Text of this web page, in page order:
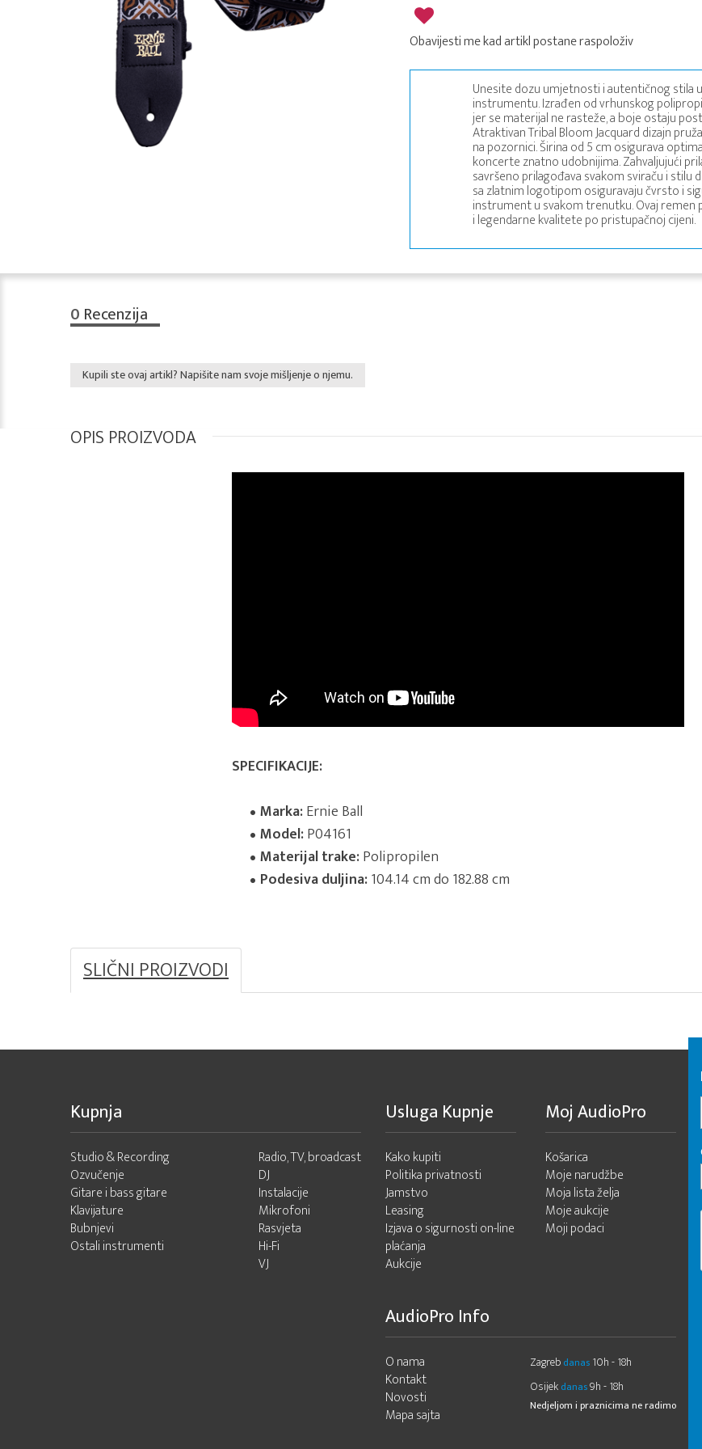
Obavijesti me kad artikl postane raspoloživ
Unesite dozu umjetnosti i autentičnog stila
instrumentu. Izrađen od vrhunskog
jer se materijal ne rasteže, a boje ostaju
Atraktivan Tribal Bloom Jacquard dizajn
na pozornici. Širina od 5 cm osigurava
koncerte znatno udobnijima. Zahvaljujući
savršeno prilagođava svakom sviraču i
sa zlatnim logotipom osiguravaju čvrsto i
instrument u svakom trenutku. Ovaj
i legendarne kvalitete po pristupačnoj cijeni.
0 Recenzija
Kupili ste ovaj artikl? Napišite nam svoje mišljenje o njemu.
OPIS PROIZVODA
SPECIFIKACIJE:
Marka:Ernie Ball
Model:P04161
Materijal trake:Polipropilen
Podesiva duljina:104.14 cm do 182.88 cm
SLIČNI PROIZVODI
Kupnja
Studio & Recording
Ozvučenje
Gitare i bass gitare
Klavijature
Bubnjevi
Ostali instrumenti
Radio, TV, broadcast
DJ
Instalacije
Mikrofoni
Rasvjeta
Hi-Fi
VJ
Usluga Kupnje
Kako kupiti
Politika privatnosti
Jamstvo
Leasing
Izjava o sigurnosti on-line
plaćanja
Aukcije
Moj AudioPro
Košarica
Moje narudžbe
Moja lista želja
Moje aukcije
Moji podaci
AudioPro Info
O nama
Kontakt
Novosti
Mapa sajta
Zagreb danas 10h - 18h
Osijek danas9h - 18h
Nedjeljom i praznicima ne radimo